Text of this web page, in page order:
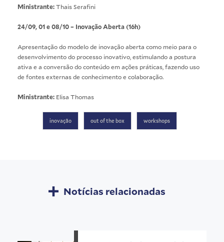
Ministrante:Thais Serafini
24/09, 01 e 08/10 – Inovação Aberta (16h)
Apresentação do modelo de inovação aberta como meio para o
desenvolvimento do processo inovativo, estimulando a postura
ativa e a conversão do conteúdo em ações práticas, fazendo uso
de fontes externas de conhecimento e colaboração.
Ministrante: Elisa Thomas
inovação out of the box workshops
Notícias relacionadas